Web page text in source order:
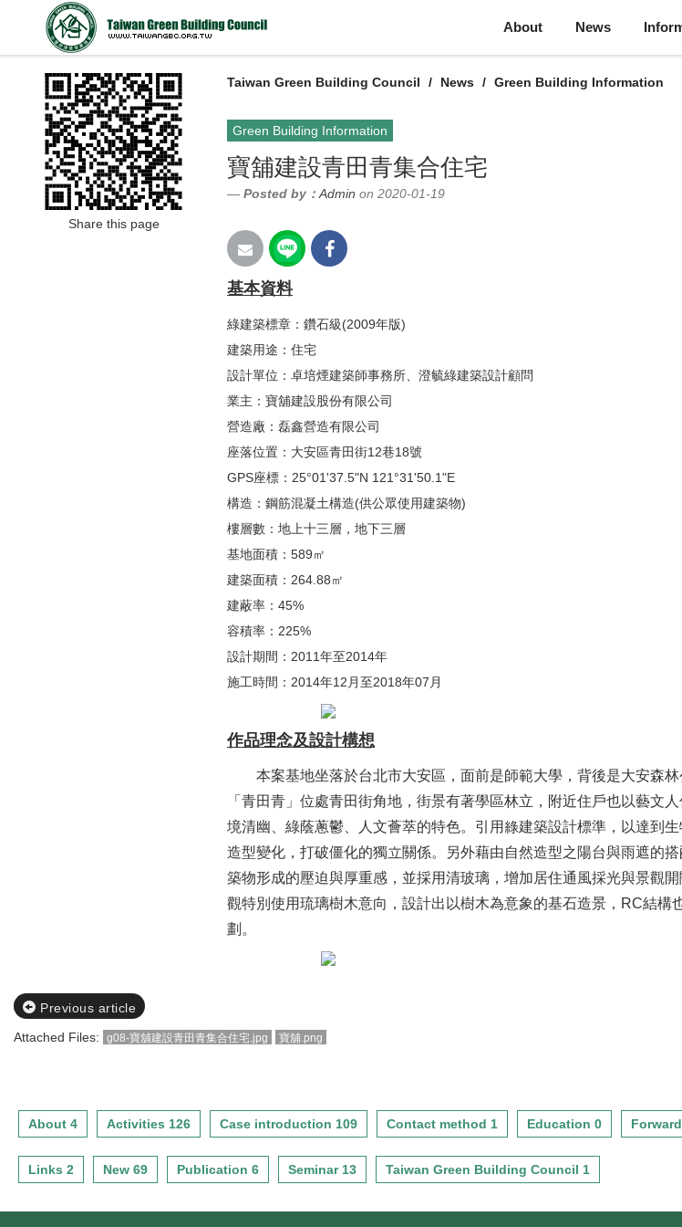
About News
Taiwan Green Building Council News Green Building Information
Green Building Information
寶舖建設青田青集合住宅
Posted by： Admin on 2020-01-19
基本資料
綠建築標章：鑽石級(2009年版)
建築用途：住宅
設計單位：卓培煙建築師事務所、澄毓綠建築設計顧問
業主：寶舖建設股份有限公司
營造廠：磊鑫營造有限公司
座落位置：大安區青田街12巷18號
GPS座標：25°01'37.5"N 121°31'50.1"E
構造：鋼筋混凝土構造(供公眾使用建築物)
樓層數：地上十三層，地下三層
基地面積：589㎡
建築面積：264.88㎡
建蔽率：45%
容積率：225%
設計期間：2011年至2014年
施工時間：2014年12月至2018年07月
作品理念及設計構想
本案基地坐落於台北市大安區，面前是師範大學，背後是大安森林
「青田青」位處青田街角地，街景有著學區林立，附近住戶也以藝文
境清幽、綠蔭蔥鬱、人文薈萃的特色。引用綠建築設計標準，以達到
造型變化，打破僵化的獨立關係。另外藉由自然造型之陽台與雨遮的
築物形成的壓迫與厚重感，並採用清玻璃，增加居住通風採光與景觀
觀特別使用琉璃樹木意向，設計出以樹木為意象的基石造景，RC結構
劃。
Share this page
Previous article
Attached Files:
g08-寶舖建設青田青集合住宅.jpg 寶舖.png
About 4 Activities 126 Case introduction 109 Contact method 1 Education 0
Links 2 New 69 Publication 6 Seminar 13 Taiwan Green Building Council 1